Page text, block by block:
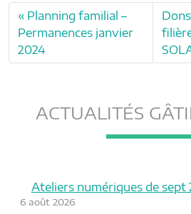
Planning familial –
Permanences janvier
2024
ACTUALITÉS
Ateliers numériques de sept
6 août 2026